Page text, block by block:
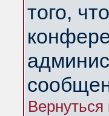
того,
Вернуться